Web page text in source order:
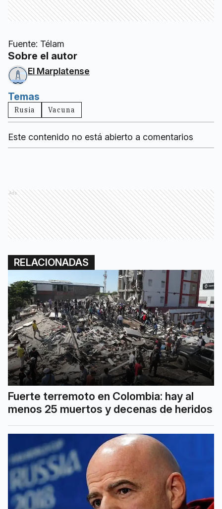
Fuente: Télam
Sobre el autor
El Marplatense
Temas
Rusia Vacuna
Este contenido no está abierto a comentarios
Ads
RELACIONADAS
Fuerte terremoto en Colombia: hay al
menos 25 muertos y decenas de heridos